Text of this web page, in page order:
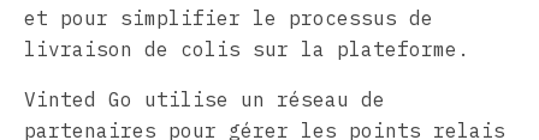
et pour simplifier le processus de
livraison de colis sur la plateforme.
Vinted Go utilise un réseau de
partenaires pour gérer les points relais